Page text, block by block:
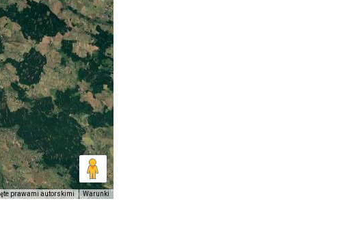
prawami autorskimi Warunki